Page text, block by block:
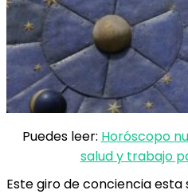
Puedes leer: Horóscopo
salud y trabajo
Este giro de conciencia esta